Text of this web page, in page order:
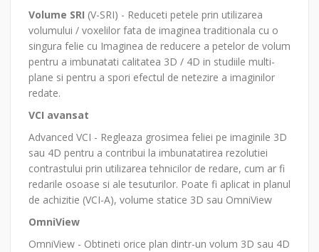
Volume SRI (V-SRI) - Reduceti petele prin utilizarea
volumului / voxelilor fata de imaginea traditionala cu o
singura felie cu Imaginea de reducere a petelor de volum
pentru a imbunatati calitatea 3D / 4D in studiile multi-
plane si pentru a spori efectul de netezire a imaginilor
redate.
VCI avansat
Advanced VCI - Regleaza grosimea feliei pe imaginile 3D
sau 4D pentru a contribui la imbunatatirea rezolutiei
contrastului prin utilizarea tehnicilor de redare, cum ar fi
redarile osoase si ale tesuturilor. Poate fi aplicat in planul
de achizitie (VCI-A), volume statice 3D sau OmniView
OmniView
OmniView - Obtineti orice plan dintr-un volum 3D sau 4D